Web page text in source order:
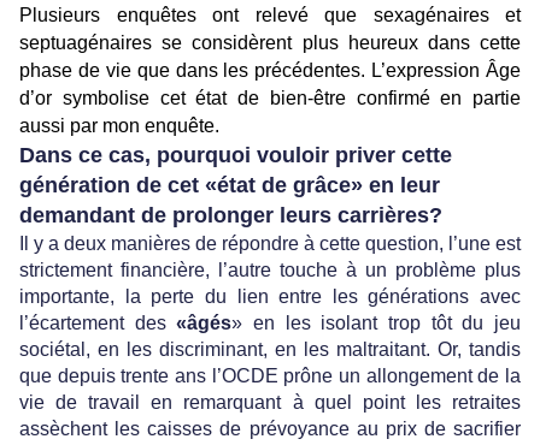
Plusieurs enquêtes ont relevé que sexagénaires et
septuagénaires se considèrent plus heureux dans cette
phase de vie que dans les précédentes. L’expression Âge
d’or symbolise cet état de bien-être confirmé en partie
aussi par mon enquête.
Dans ce cas, pourquoi vouloir priver cette
génération de cet «état de grâce» en leur
demandant de prolonger leurs carrières?
Il y a deux manières de répondre à cette question, l’une est
strictement financière, l’autre touche à un problème plus
importante, la perte du lien entre les générations avec
l’écartement des«âgés» en les isolant trop tôt du jeu
sociétal, en les discriminant, en les maltraitant. Or, tandis
que depuis trente ans l’OCDE prône un allongement de la
vie de travail en remarquant à quel point les retraites
assèchent les caisses de prévoyance au prix de sacrifier